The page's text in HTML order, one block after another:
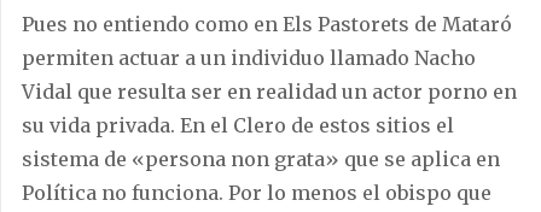
Pues no entiendo como en Els Pastorets de Mataró
permiten actuar a un individuo llamado Nacho
Vidal que resulta ser en realidad un actor porno en
su vida privada. En el Clero de estos sitios el
sistema de «persona non grata» que se aplica en
Política no funciona. Por lo menos el obispo que